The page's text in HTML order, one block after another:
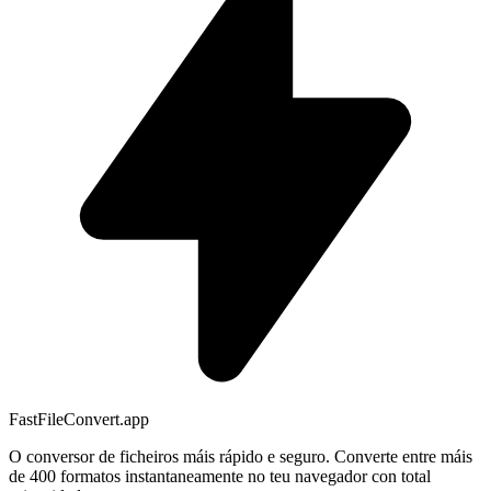
FastFileConvert.app
O conversor de ficheiros máis rápido e seguro. Converte entre máis
de 400 formatos instantaneamente no teu navegador con total